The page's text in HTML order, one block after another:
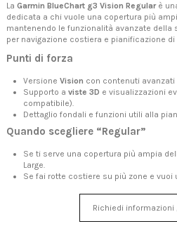
La Garmin BlueChart g3 Vision Regularè
dedicata a chi vuole una copertura più
mantenendo le funzionalità avanzate della
per navigazione costiera e pianificazione di
Punti di forza
Versione Vision con contenuti
Supporto a viste 3D e visualizzazioni
compatibile).
Dettaglio fondali e funzioni utili alla
Quando scegliere “Regular”
Se ti serve una copertura più ampia
Large.
Se fai rotte costiere su più zone e vuoi
Richiedi informazioni